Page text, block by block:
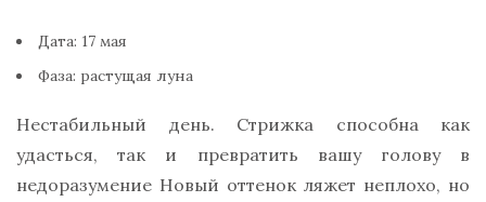
Дата: 17 мая
Фаза: растущая луна
Нестабильный день. Стрижка способна как
удасться, так и превратить вашу голову в
недоразумение Новый оттенок ляжет неплохо, но